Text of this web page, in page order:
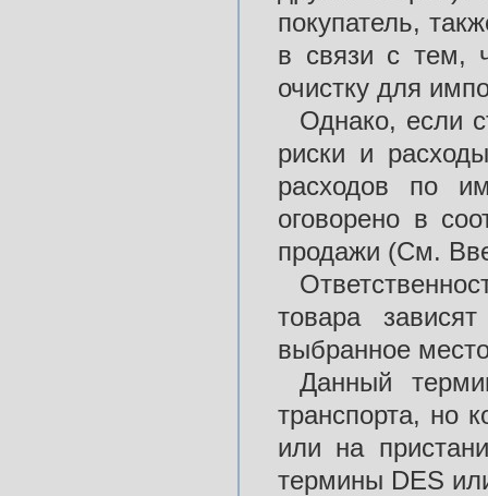
покупатель,
в связи с тем,
очистку для
Однако, если
риски и
расходов по
оговорено в
продажи (См.
товара
выбранное
Данный
транспорта, но
или на
термины DES